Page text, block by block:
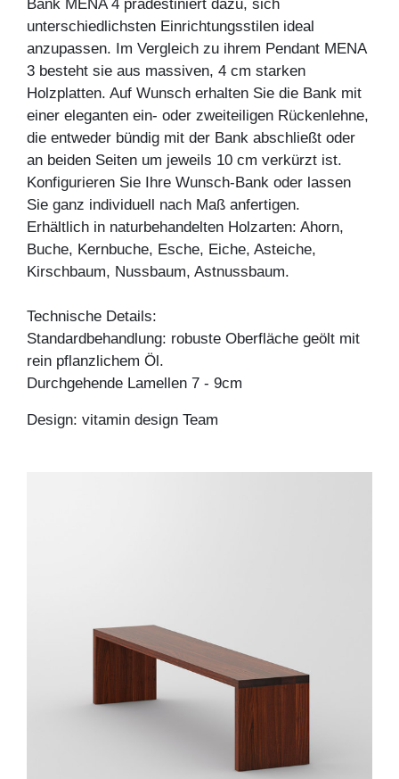
Bank MENA 4 prädestiniert dazu, sich
unterschiedlichsten Einrichtungsstilen ideal
anzupassen. Im Vergleich zu ihrem Pendant MENA
3 besteht sie aus massiven, 4 cm starken
Holzplatten. Auf Wunsch erhalten Sie die Bank mit
einer eleganten ein- oder zweiteiligen Rückenlehne,
die entweder bündig mit der Bank abschließt oder
an beiden Seiten um jeweils 10 cm verkürzt ist.
Konfigurieren Sie Ihre Wunsch-Bank oder lassen
Sie ganz individuell nach Maß anfertigen.
Erhältlich in naturbehandelten Holzarten: Ahorn,
Buche, Kernbuche, Esche, Eiche, Asteiche,
Kirschbaum, Nussbaum, Astnussbaum.
Technische Details:
Standardbehandlung: robuste Oberfläche geölt mit
rein pflanzlichem Öl.
Durchgehende Lamellen 7 - 9cm
Design: vitamin design Team